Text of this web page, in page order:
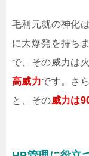
毛利元就の神化
に大爆発を持ち
で、その威力は
高威力です。さ
と、その威力は